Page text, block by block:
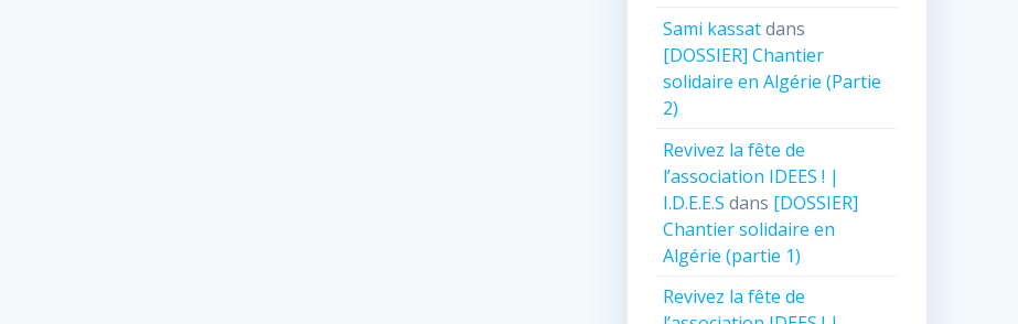
Sami kassatdans
[DOSSIER] Chantier
solidaire en Algérie (Partie
2)
Revivez la fête de
l’association IDEES ! |
I.D.E.E.S dans [DOSSIER]
Chantier solidaire en
Algérie (partie 1)
Revivez la fête de